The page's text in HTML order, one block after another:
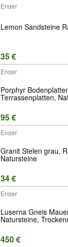
Enger
Lemon Sandsteine
35 €
Enger
Porphyr
Terrassenplatten,
95 €
Enger
Granit Stelen grau,
Natursteine
34 €
Enger
Luserna Gneis
Natursteine,
450 €